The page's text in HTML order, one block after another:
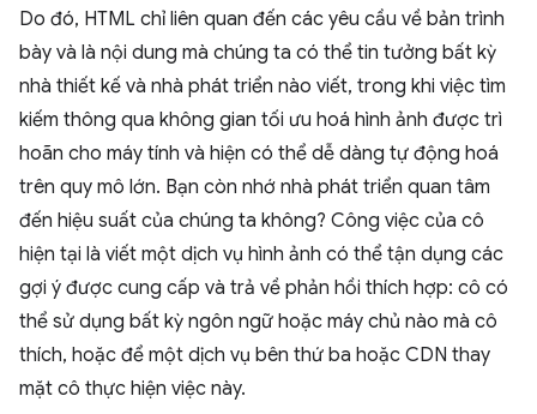
Do đó, HTML chỉ liên quan đến các yêu cầu về bản trình
bày và là nội dung mà chúng ta có thể tin tưởng bất kỳ
nhà thiết kế và nhà phát triển nào viết, trong khi việc tìm
kiếm thông qua không gian tối ưu hoá hình ảnh được trì
hoãn cho máy tính và hiện có thể dễ dàng tự động hoá
trên quy mô lớn. Bạn còn nhớ nhà phát triển quan tâm
đến hiệu suất của chúng ta không? Công việc của cô
hiện tại là viết một dịch vụ hình ảnh có thể tận dụng các
gợi ý được cung cấp và trả về phản hồi thích hợp: cô có
thể sử dụng bất kỳ ngôn ngữ hoặc máy chủ nào mà cô
thích, hoặc để một dịch vụ bên thứ ba hoặc CDN thay
mặt cô thực hiện việc này.